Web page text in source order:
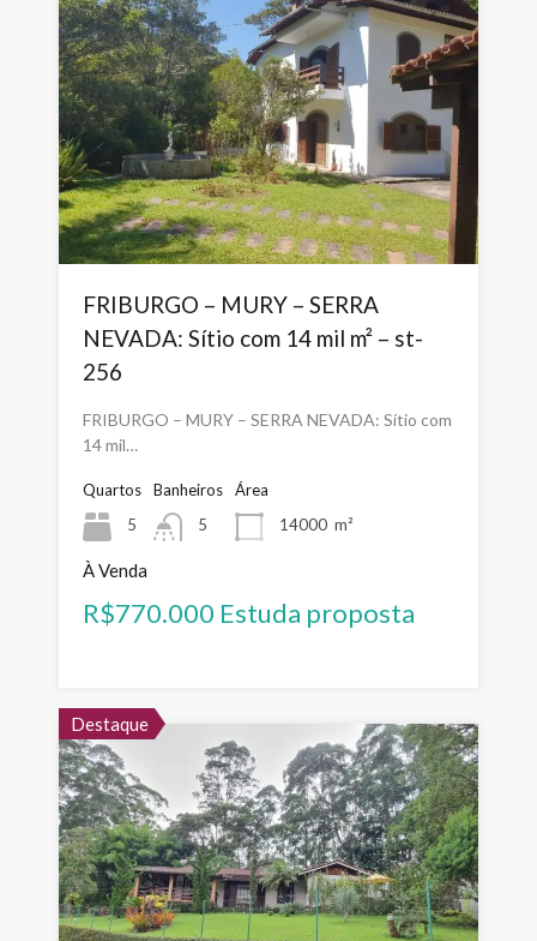
FRIBURGO – MURY – SERRA
NEVADA: Sítio com 14 mil m² – st-
256
FRIBURGO – MURY – SERRA NEVADA: Sítio com
14 mil…
Quartos
5
Banheiros
5
Área
14000 m²
À Venda
R$770.000 Estuda proposta
Destaque